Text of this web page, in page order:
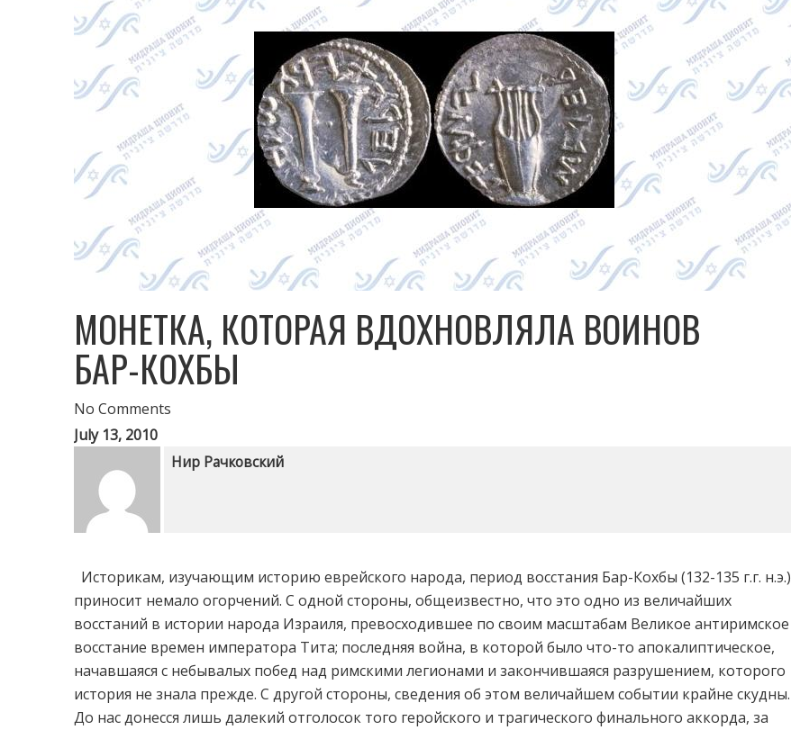
МОНЕТКА, КОТОРАЯ ВДОХНОВЛЯЛА ВОИНОВ
БАР-КОХБЫ
No Comments
July 13, 2010
Нир Рачковский
Историкам, изучающим историю еврейского народа, период восстания Бар-Кохбы (132-135 г.г. н.э.)
приносит немало огорчений. С одной стороны, общеизвестно, что это одно из величайших
восстаний в истории народа Израиля, превосходившее по своим масштабам Великое антиримское
восстание времен императора Тита; последняя война, в которой было что-то апокалиптическое,
начавшаяся с небывалых побед над римскими легионами и закончившаяся разрушением, которого
история не знала прежде. С другой стороны, сведения об этом величайшем событии крайне скудны.
До нас донесся лишь далекий отголосок того геройского и трагического финального аккорда, за